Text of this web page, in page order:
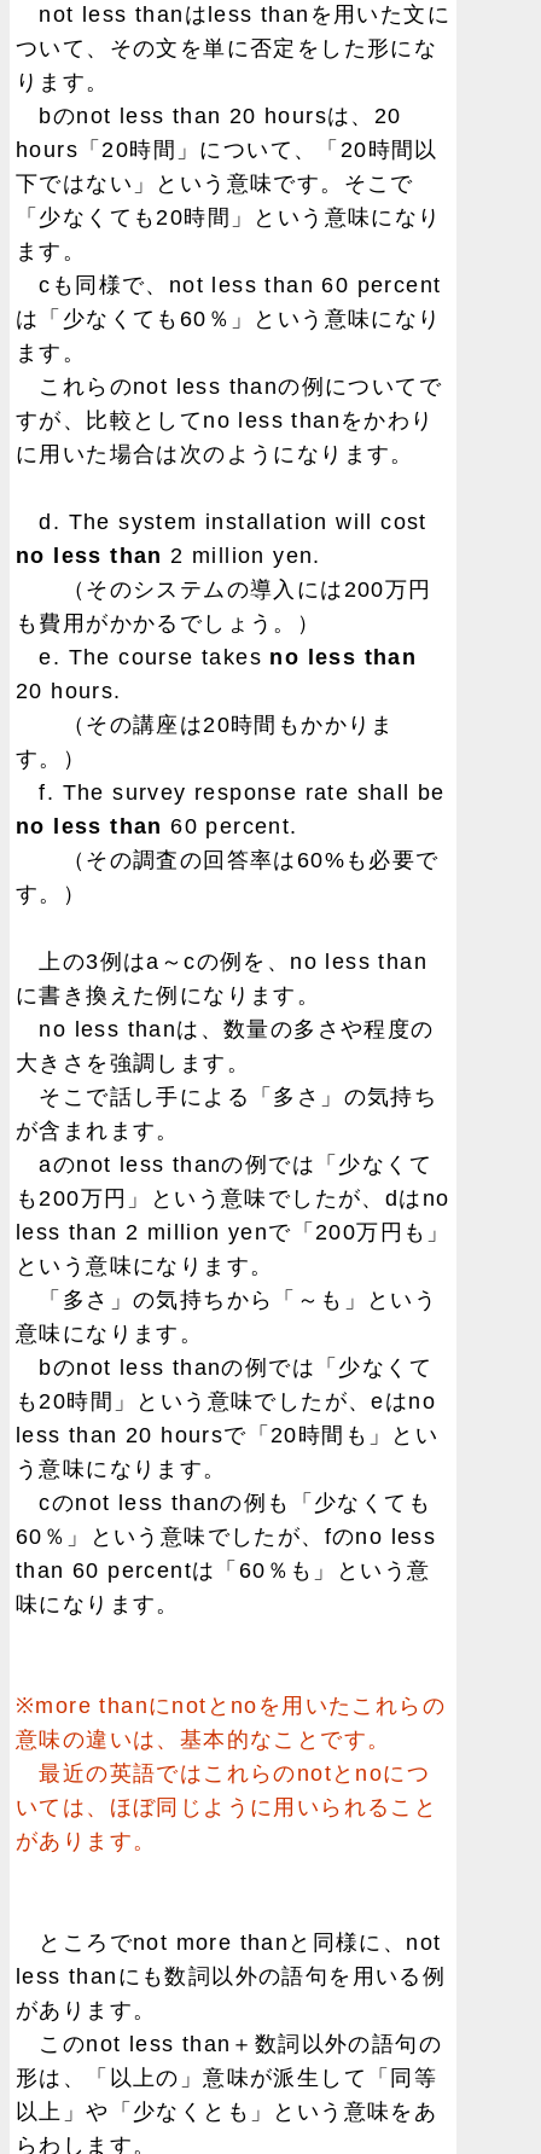
not less thanはless thanを用いた文に
ついて、その文を単に否定をした形にな
ります。
bのnot less than 20 hoursは、20
hours「20時間」について、「20時間以
下ではない」という意味です。そこで
「少なくても20時間」という意味になり
ます。
cも同様で、not less than 60 percent
は「少なくても60％」という意味になり
ます。
これらのnot less thanの例についてで
すが、比較としてno less thanをかわり
に用いた場合は次のようになります。
d. The system installation will cost
no less than 2 million yen.
（そのシステムの導入には200万円
も費用がかかるでしょう。）
e. The course takes no less than
20 hours.
（その講座は20時間もかかりま
す。）
f. The survey response rate shall be
no less than 60 percent.
（その調査の回答率は60%も必要で
す。）
上の3例はa～cの例を、no less than
に書き換えた例になります。
no less thanは、数量の多さや程度の
大きさを強調します。
そこで話し手による「多さ」の気持ち
が含まれます。
aのnot less thanの例では「少なくて
も200万円」という意味でしたが、dはno
less than 2 million yenで「200万円も」
という意味になります。
「多さ」の気持ちから「～も」という
意味になります。
bのnot less thanの例では「少なくて
も20時間」という意味でしたが、eはno
less than 20 hoursで「20時間も」とい
う意味になります。
cのnot less thanの例も「少なくても
60％」という意味でしたが、fのno less
than 60 percentは「60％も」という意
味になります。
※more thanにnotとnoを用いたこれらの
意味の違いは、基本的なことです。
最近の英語ではこれらのnotとnoにつ
いては、ほぼ同じように用いられること
があります。
ところでnot more thanと同様に、not
less thanにも数詞以外の語句を用いる例
があります。
このnot less than＋数詞以外の語句の
形は、「以上の」意味が派生して「同等
以上」や「少なくとも」という意味をあ
らわします。